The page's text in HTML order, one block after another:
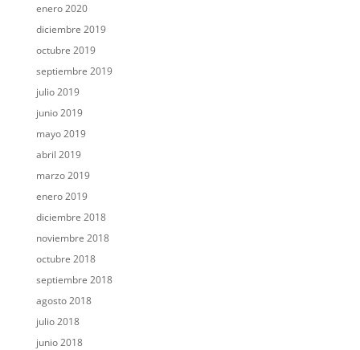
enero 2020
diciembre 2019
octubre 2019
septiembre 2019
julio 2019
junio 2019
mayo 2019
abril 2019
marzo 2019
enero 2019
diciembre 2018
noviembre 2018
octubre 2018
septiembre 2018
agosto 2018
julio 2018
junio 2018